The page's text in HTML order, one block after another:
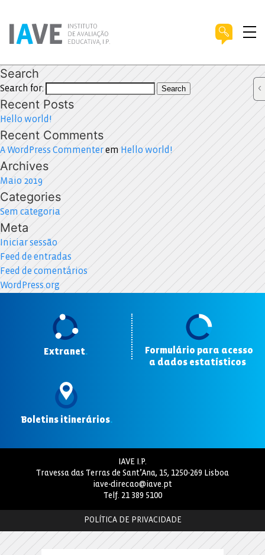
Search
Search for: Search
Recent Posts
Hello world!
Recent Comments
A WordPress Commenterem Hello world!
Archives
Maio 2019
Categories
Sem categoria
Meta
Iniciar sessão
Feed de entradas
Feed de comentários
WordPress.org
Extranet.
Formulário para acesso
a dados estatísticos
Boletins itinerários.
IAVE I.P.
Travessa das Terras de Sant’Ana, 15, 1250-269 Lisboa
iave-direcao@iave.pt
Telf. 21 389 5100
POLÍTICA DE PRIVACIDADE